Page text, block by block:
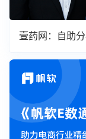
壹药网：自助